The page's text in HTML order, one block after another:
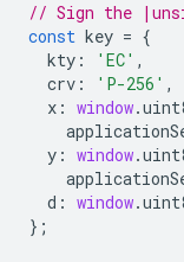
// Sign the
const key = {
kty : 'EC' ,
crv : 'P-256' ,
x : window.
y : window.
d : window.
};